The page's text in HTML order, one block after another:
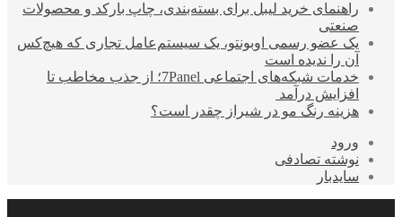
راهنمای خرید لیبل برای بسته‌بندی، چاپ بارکد و محصولات
صنعتی
یک عضو رسمی اوبونتو، یک سیستم‌عامل تجاری که هیچ‌کس
آن را ندیده است
خدمات شبکه‌های اجتماعی 7Panel؛ از جذب مخاطب تا
افزایش درآمد
هزینه رنگ مو در شیراز چقدر است؟
ورود
نوشته تصادفی
سایدبار